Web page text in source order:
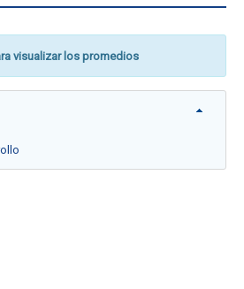
visualizar los promedios